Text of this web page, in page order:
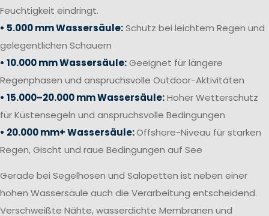
Feuchtigkeit eindringt.
• 5.000 mm Wassersäule:Schutz bei leichtem Regen und
gelegentlichen Schauern
• 10.000 mm Wassersäule:Geeignet für längere
Regenphasen und anspruchsvolle Outdoor-Aktivitäten
• 15.000–20.000 mm Wassersäule:Hoher Wetterschutz
für Küstensegeln und anspruchsvolle Bedingungen
• 20.000 mm+ Wassersäule:Offshore-Niveau für starken
Regen, Gischt und raue Bedingungen auf See
Gerade bei Segelhosen und Salopetten ist neben einer
hohen Wassersäule auch die Verarbeitung entscheidend.
Verschweißte Nähte, wasserdichte Membranen und